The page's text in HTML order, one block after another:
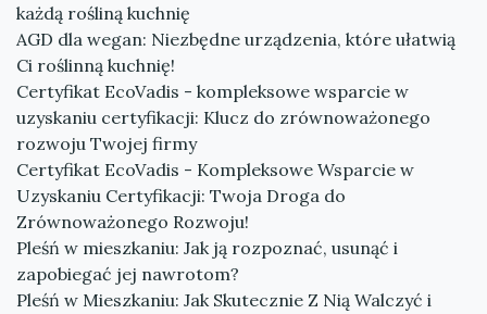
każdą rośliną kuchnię
AGD dla wegan: Niezbędne urządzenia, które ułatwią
Ci roślinną kuchnię!
Certyfikat EcoVadis - kompleksowe wsparcie w
uzyskaniu certyfikacji: Klucz do zrównoważonego
rozwoju Twojej firmy
Certyfikat EcoVadis - Kompleksowe Wsparcie w
Uzyskaniu Certyfikacji: Twoja Droga do
Zrównoważonego Rozwoju!
Pleśń w mieszkaniu: Jak ją rozpoznać, usunąć i
zapobiegać jej nawrotom?
Pleśń w Mieszkaniu: Jak Skutecznie Z Nią Walczyć i